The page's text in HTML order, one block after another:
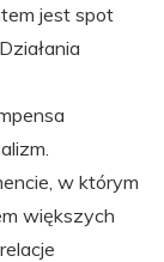
jest spot
w którym
większych